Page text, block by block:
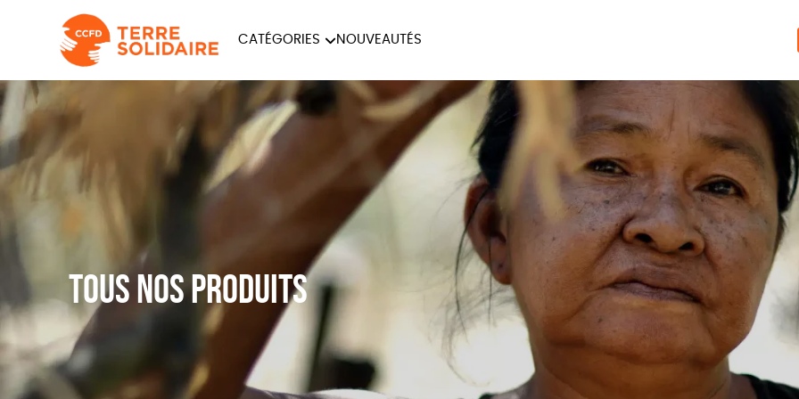
CATÉGORIES
ÉQUITABLE ÉPICERIE MAISON
PAPETERIE LIVRES JEUX
NOUVEAUTÉS
Tous nos produits